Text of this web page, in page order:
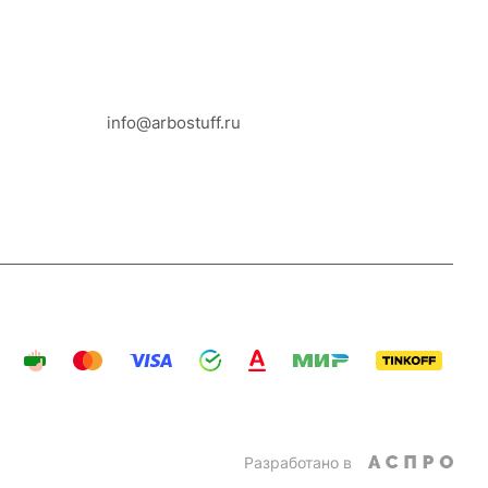
info@arbostuff.ru
Разработано в